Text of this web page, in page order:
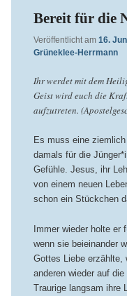
Bereit für die
Veröffentlicht am 16.
Grüneklee-Herrmann
Ihr werdet mit dem
Geist wird euch die
aufzutreten.
Es muss eine
damals für die
Gefühle. Jesus, ihr
von einem neuen
schon ein Stückchen
Immer wieder holte er
wenn sie beieinander
Gottes Liebe erzählte,
anderen wieder auf
Traurige langsam ihre